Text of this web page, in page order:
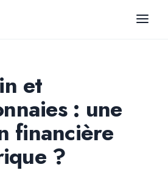
et
: une
financière
?